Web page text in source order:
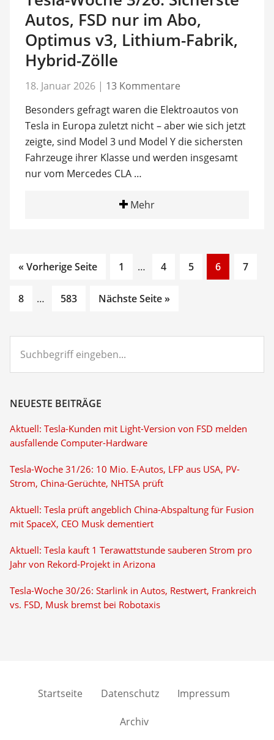
Autos, FSD nur im Abo,
Optimus v3, Lithium-Fabrik,
Hybrid-Zölle
18. Januar 2026 | 13 Kommentare
Besonders gefragt waren die Elektroautos von
Tesla in Europa zuletzt nicht – aber wie sich jetzt
zeigte, sind Model 3 und Model Y die sichersten
Fahrzeuge ihrer Klasse und werden insgesamt
nur vom Mercedes CLA …
Mehr
« Vorherige Seite
Go
page
1
Interim
omitted
…
Go
page
4
Go
5
Go
to
6
Go
7
Go
8
Interim
…
Go
583 Nächste Seite »
eingeben...
NEUESTE BEITRÄGE
Aktuell: Tesla-Kunden mit Light-Version von FSD melden
ausfallende Computer-Hardware
Tesla-Woche 31/26: 10 Mio. E-Autos, LFP aus USA, PV-
Strom, China-Gerüchte, NHTSA prüft
Aktuell: Tesla prüft angeblich China-Abspaltung für Fusion
mit SpaceX, CEO Musk dementiert
Aktuell: Tesla kauft 1 Terawattstunde sauberen Strom pro
Jahr von Rekord-Projekt in Arizona
Tesla-Woche 30/26: Starlink in Autos, Restwert, Frankreich
vs. FSD, Musk bremst bei Robotaxis
Startseite Datenschutz Impressum
Archiv